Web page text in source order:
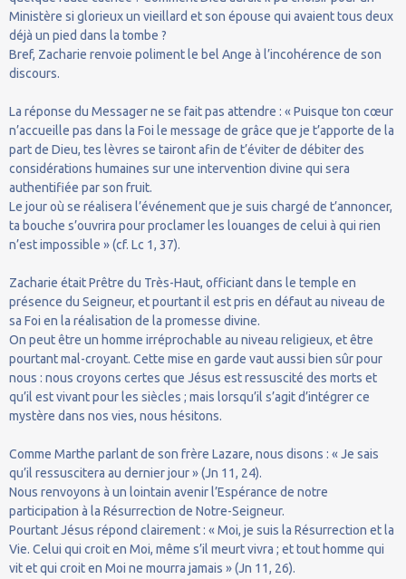
Ministère si glorieux un vieillard et son épouse qui avaient tous deux
déjà un pied dans la tombe ?
Bref, Zacharie renvoie poliment le bel Ange à l’incohérence de son
discours.
La réponse du Messager ne se fait pas attendre : « Puisque ton cœur
n’accueille pas dans la Foi le message de grâce que je t’apporte de la
part de Dieu, tes lèvres se tairont afin de t’éviter de débiter des
considérations humaines sur une intervention divine qui sera
authentifiée par son fruit.
Le jour où se réalisera l’événement que je suis chargé de t’annoncer,
ta bouche s’ouvrira pour proclamer les louanges de celui à qui rien
n’est impossible » (cf. Lc 1, 37).
Zacharie était Prêtre du Très-Haut, officiant dans le temple en
présence du Seigneur, et pourtant il est pris en défaut au niveau de
sa Foi en la réalisation de la promesse divine.
On peut être un homme irréprochable au niveau religieux, et être
pourtant mal-croyant. Cette mise en garde vaut aussi bien sûr pour
nous : nous croyons certes que Jésus est ressuscité des morts et
qu’il est vivant pour les siècles ; mais lorsqu’il s’agit d’intégrer ce
mystère dans nos vies, nous hésitons.
Comme Marthe parlant de son frère Lazare, nous disons : « Je sais
qu’il ressuscitera au dernier jour » (Jn 11, 24).
Nous renvoyons à un lointain avenir l’Espérance de notre
participation à la Résurrection de Notre-Seigneur.
Pourtant Jésus répond clairement : « Moi, je suis la Résurrection et la
Vie. Celui qui croit en Moi, même s’il meurt vivra ; et tout homme qui
vit et qui croit en Moi ne mourra jamais » (Jn 11, 26).